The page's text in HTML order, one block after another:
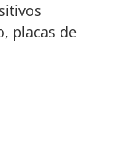
placas de